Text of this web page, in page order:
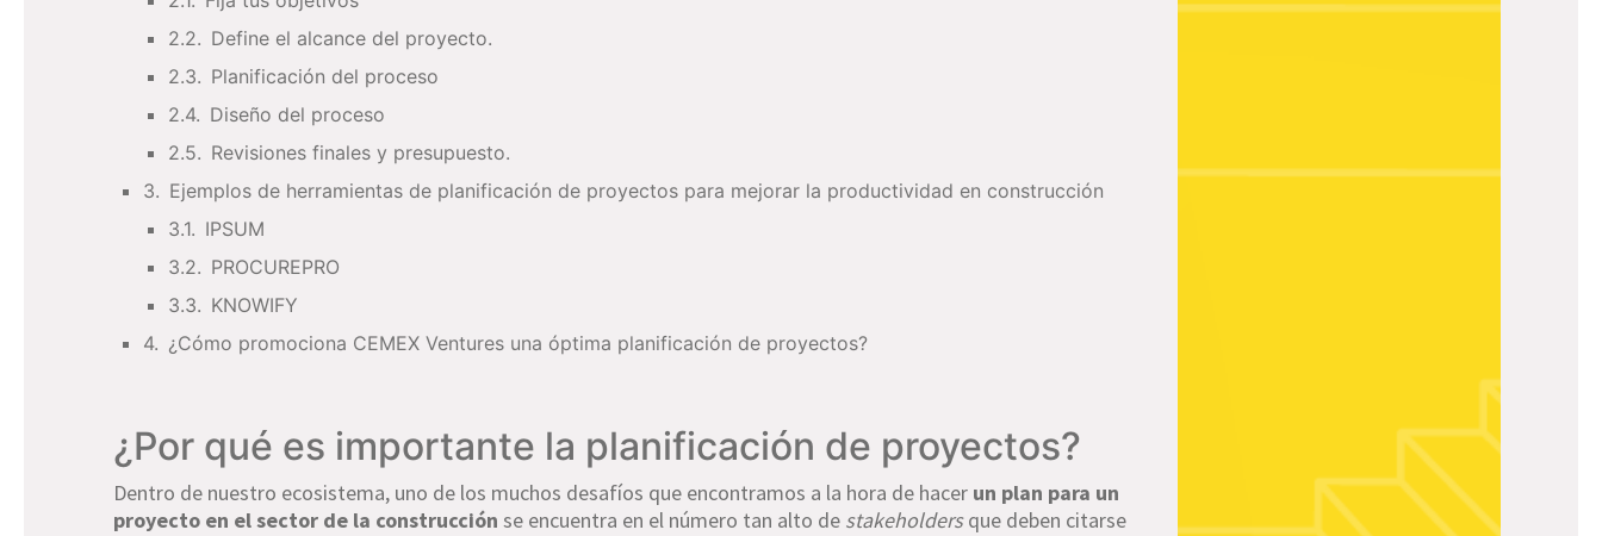
Define el alcance del proyecto.
Planificación del proceso
Diseño del proceso
Revisiones finales y presupuesto.
Ejemplos de herramientas de planificación de proyectos para mejorar la productividad en construcción
IPSUM
PROCUREPRO
KNOWIFY
¿Cómo promociona CEMEX Ventures una óptima planificación de proyectos?
¿Por qué es importante la planificación de proyectos?
Dentro de nuestro ecosistema, uno de los muchos desafíos que encontramos a la hora de hacer un plan para un
proyecto en el sector de la construcción se encuentra en el número tan alto de stakeholdersque deben citarse